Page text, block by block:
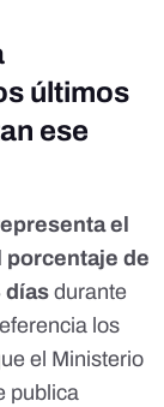
últimos
ese
el
porcentaje de
días durante
los
el Ministerio
publica